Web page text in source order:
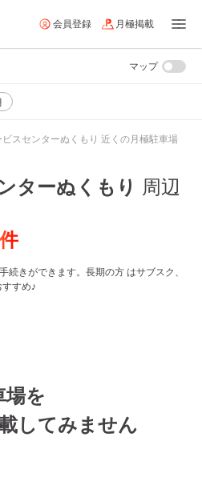
会員登録 月極掲載
マップ
スセンターぬくもり 近くの月極駐車場
ターぬくもり 周辺
件
続きができます。長期の方 はサブスク、
すめ♪
場を
してみません